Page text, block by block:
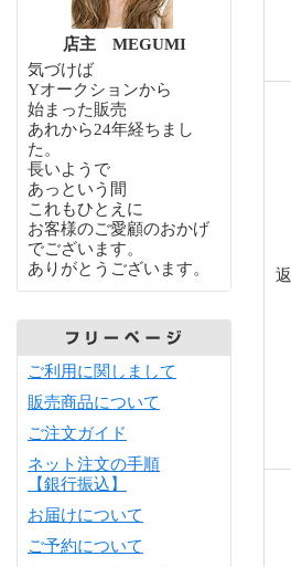
店主 MEGUMI
気づけば
Yオークションから
始まった販売
あれから24年経ちまし
た。
長いようで
あっという間
これもひとえに
お客様のご愛顧のおかげ
でございます。
ありがとうございます。
ご利用に関しまして
販売商品について
ご注文ガイド
ネット注文の手順
【銀行振込】
お届けについて
ご予約について